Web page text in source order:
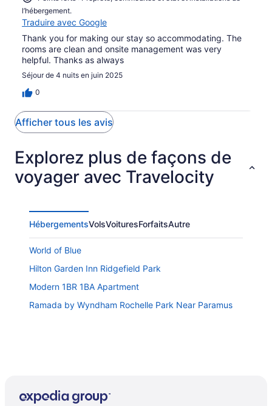
l’hébergement.
Traduire avec Google
Thank you for making our stay so accommodating. The
rooms are clean and onsite management was very
helpful. Thanks as always
Séjour de 4 nuits en juin 2025
0
Afficher tous les avis
Explorez plus de façons de
voyager avec Travelocity
HébergementsVolsVoituresForfaitsAutre
World of Blue
Hilton Garden Inn Ridgefield Park
Modern 1BR 1BA Apartment
Ramada by Wyndham Rochelle Park Near Paramus